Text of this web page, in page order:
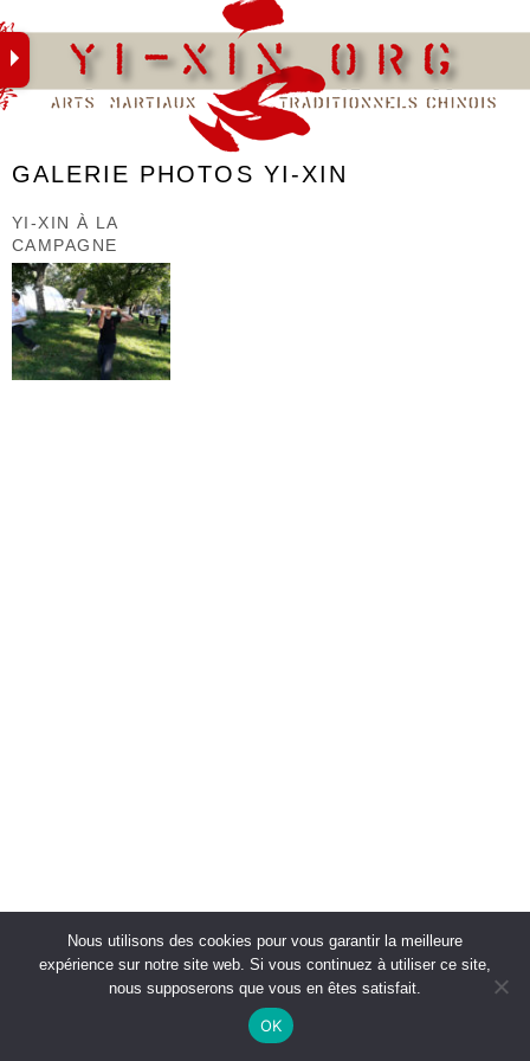
to
content
GALERIE PHOTOS YI-XIN
YI-XIN À LA
CAMPAGNE
Nous utilisons des cookies pour vous garantir la meilleure
expérience sur notre site web. Si vous continuez à utiliser ce site,
nous supposerons que vous en êtes satisfait.
OK